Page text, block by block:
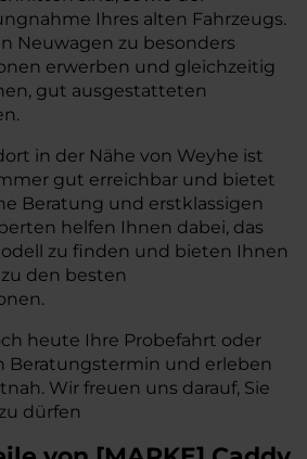
Ihres alten Fahrzeugs.
Neuwagen zu besonders
erwerben und gleichzeitig
gut ausgestatteten
in der Nähe von Weyhe ist
gut erreichbar und bietet
Beratung und erstklassigen
helfen Ihnen dabei, das
zu finden und bieten Ihnen
den besten
heute Ihre Probefahrt oder
Beratungstermin und erleben
Wir freuen uns darauf, Sie
dürfen